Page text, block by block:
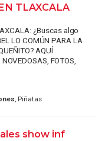
TLAXCALA
¿Buscas algo
LO COMÚN PARA LA
AQUÍ
FOTOS,
, Piñatas
show inf